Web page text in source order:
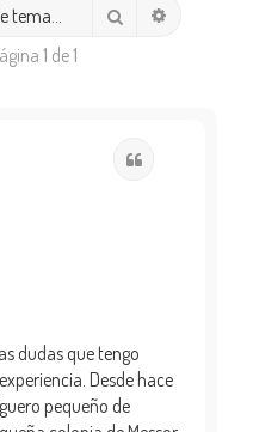
Buscar
1 de1
dudas que tengo
Desde hace
pequeño de